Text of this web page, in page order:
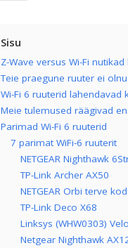
Sisu
Z-Wave versus Wi-Fi
Teie praegune ruuter ei
Wi-Fi 6 ruuterid
Meie tulemused räägivad
Parimad Wi-Fi 6 ruuterid
7 parimat WiFi-6 ruuterit
NETGEAR Nighthawk
TP-Link Archer AX50
NETGEAR Orbi terve
TP-Link Deco X68
Linksys (WHW0303)
Netgear Nighthawk